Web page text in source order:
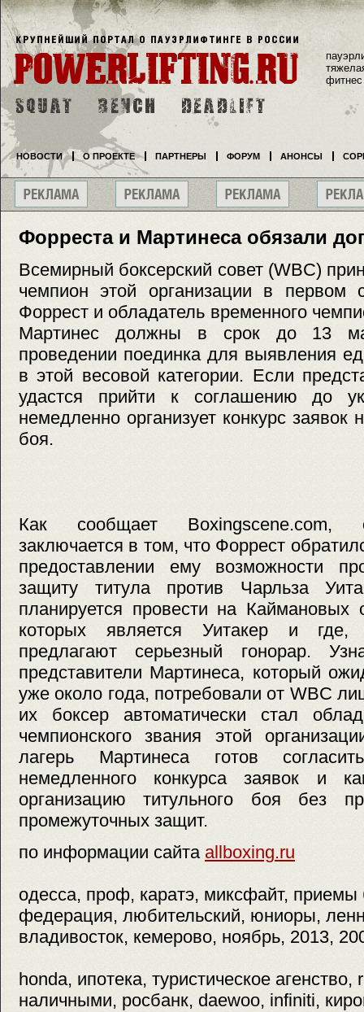
Форреста и Мартинеса обязали
Всемирный боксерский совет (WBC)
чемпион этой организации в первом
Форрест и обладатель временного
Мартинес должны в срок до 13
проведении поединка для выявления
в этой весовой категории. Если
удастся прийти к соглашению до
немедленно организует конкурс заявок
боя.
Как сообщает Boxingscene.com,
заключается в том, что Форрест
предоставлении ему возможности
защиту титула против Чарльза
планируется провести на Каймановых
которых является Уитакер и где,
предлагают серьезный гонорар.
представители Мартинеса, который
уже около года, потребовали от WBC
их боксер автоматически стал
чемпионского звания этой
лагерь Мартинеса готов
немедленного конкурса заявок и
организацию титульного боя без
промежуточных защит.
по информации сайта allboxing.ru
одесса, проф, каратэ, миксфайт, приемы
федерация, любительский, юниоры,
владивосток, кемерово, ноябрь, 2013,
honda, ипотека, туристическое
наличными, росбанк, daewoo, infiniti,
фитнес
НОВОСТИ О ПРОЕКТЕ ПАРТНЕРЫ ФОРУМ АНОНСЫ